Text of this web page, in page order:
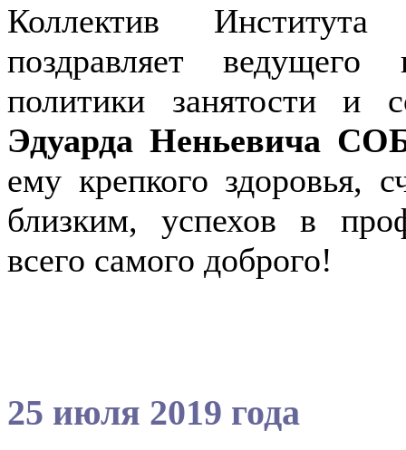
Коллектив
поздравляет ведущего
политики занятости и
Эдуарда Неньевича
ему крепкого здоровья,
близким, успехов в
всего самого доброго!
25 июля 2019 года